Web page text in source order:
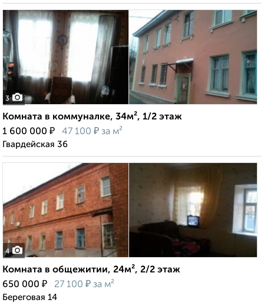
3
Комната в коммуналке, 34м², 1/2 этаж
1 600 000 ₽ 47 100 ₽ за м²
Гвардейская 36
4
Комната в общежитии, 24м², 2/2 этаж
650 000 ₽ 27 100 ₽ за м²
Береговая 14